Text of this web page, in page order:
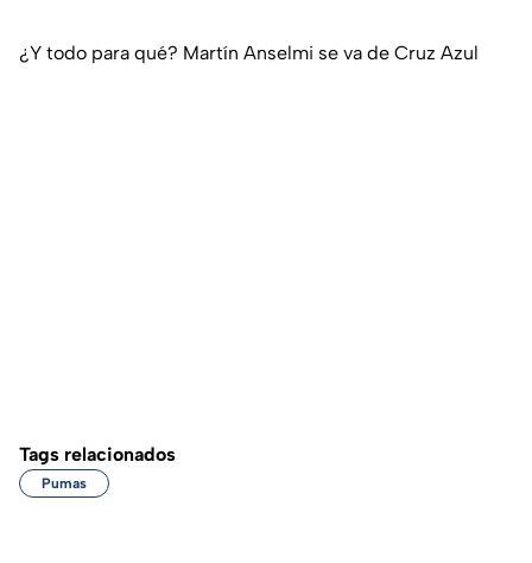
¿Y todo para qué? Martín Anselmi se va de Cruz Azul
Tags relacionados
Pumas